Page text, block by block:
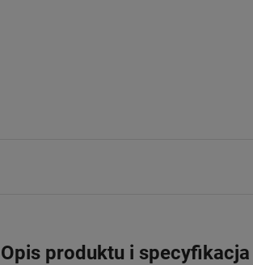
Opis produktu i specyfikacja